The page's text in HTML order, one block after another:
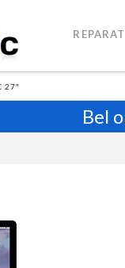
27″
Bel